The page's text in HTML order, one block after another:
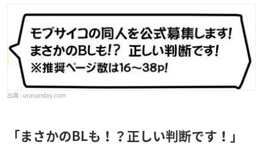
urasunday.com
「まさかのBLも！？ 正しい判断です！」